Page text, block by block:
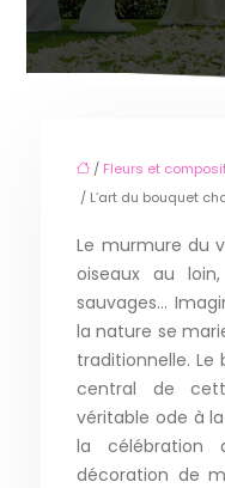
/ Fleurs et
/ L’art du bouquet
Le murmure du
oiseaux au
sauvages…
la nature se
traditionnelle.
central de
véritable ode à
la célébration
décoration de